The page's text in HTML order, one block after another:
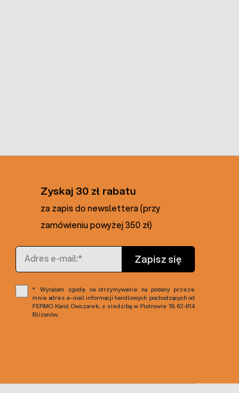
Zyskaj 30 zł rabatu
za zapis do newslettera (przy
zamówieniu powyżej 350 zł)
Adres e-mail
Zapisz się
Wyrażam zgodę na otrzymywanie na podany przeze
mnie adres e-mail informacji handlowych pochodzących od
FERMO Karol Owczarek, z siedzibą w Piotrowie 18, 62-814
Blizanów.